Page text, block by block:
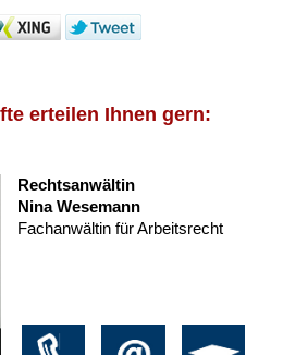
erteilen Ihnen gern:
Rechtsanwältin
Nina Wesemann
Fachanwältin für Arbeitsrecht